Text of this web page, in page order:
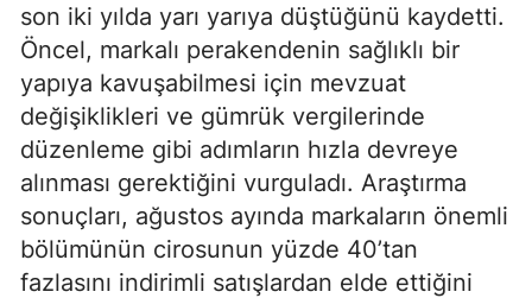
son iki yılda yarı yarıya düştüğünü kaydetti.
Öncel, markalı perakendenin sağlıklı bir
yapıya kavuşabilmesi için mevzuat
değişiklikleri ve gümrük vergilerinde
düzenleme gibi adımların hızla devreye
alınması gerektiğini vurguladı. Araştırma
sonuçları, ağustos ayında markaların önemli
bölümünün cirosunun yüzde 40’tan
fazlasını indirimli satışlardan elde ettiğini